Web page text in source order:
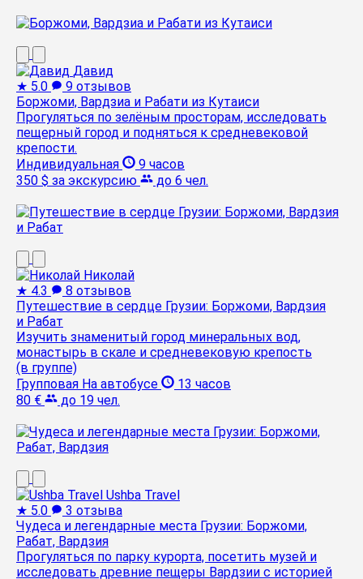
Давид
★ 5.0
9 отзывов
Боржоми, Вардзиа и Рабати из Кутаиси
Прогуляться по зелёным просторам, исследовать
пещерный город и подняться к средневековой
крепости.
Индивидуальная
9 часов
350 $ за экскурсию до 6 чел.
Николай
★ 4.3
8 отзывов
Путешествие в сердце Грузии: Боржоми, Вардзия
и Рабат
Изучить знаменитый город минеральных вод,
монастырь в скале и средневековую крепость
(в группе)
Групповая На автобусе
13 часов
80 €
до 19 чел.
Ushba Travel
★ 5.0
3 отзыва
Чудеса и легендарные места Грузии: Боржоми,
Рабат, Вардзия
Прогуляться по парку курорта, посетить музей и
исследовать древние пещеры Вардзии с историей